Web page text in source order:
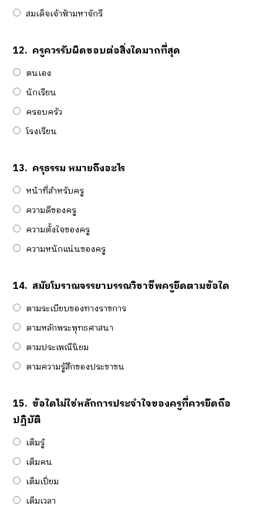
สมเด็จเจ้าฟ้ามหาจักรี
12. ครูควรรับผิดชอบต่อสิ่งใดมากที่สุด
ตนเอง
นักเรียน
ครอบครัว
โรงเรียน
13. ครุธรรม หมายถึงอะไร
หน้าที่สำหรับครู
ความดีของครู
ความตั้งใจของครู
ความหนักแน่นของครู
14. สมัยโบราณจรรยาบรรณวิชาชีพครูยึดตามข้อใด
ตามระเบียบของทางราชการ
ตามหลักพระพุทธศาสนา
ตามประเพณีนิยม
ตามความรู้สึกของประชาชน
15. ข้อใดไม่ใช่หลักการประจำใจของครูที่ควรยึดถือ
ปฏิบัติ
เต็มรู้
เต็มคน
เต็มเปี่ยม
เต็มเวลา